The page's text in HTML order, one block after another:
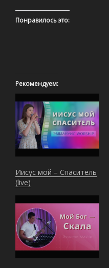
Понравилось это:
Рекомендуем:
Иисус мой – Спаситель
(live)